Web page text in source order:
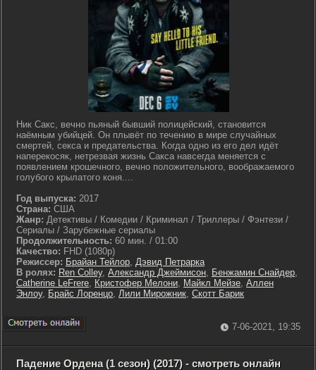
Ник Сакс, вечно пьяный бывший полицейский, становится
наёмным убийцей. Он плывёт по течению в мире случайных
смертей, секса и предательства. Когда одно из его дел идёт
наперекосяк, нетрезвая жизнь Сакса навсегда меняется с
появлением крошечного, вечно положительного, воображаемого
голубого крылатого коня....
Год выпуска: 2017
Страна: США
Жанр: Детективы / Комедии / Криминал / Триллеры / Фэнтези /
Сериалы / Зарубежные сериалы
Продолжительность: 60 мин. / 01:00
Качество: FHD (1080p)
Режиссер: Брайан Тейлор, Дэвид Петрарка
В ролях: Ren Colley, Александр Джеймисон, Бенжамин Снайдер,
Catherine LeFrere, Кристофер Мелони, Майкл Мейзе, Аллен
Энлоу, Брайс Лоренцо, Лили Мирожник, Скотт Барик
7-06-2021, 19:35
Падение Ордена (1 сезон) (2017) - смотреть онлайн